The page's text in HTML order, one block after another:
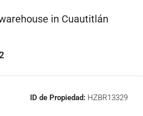
in Cuautitlán
ID de Propiedad: HZBR13329